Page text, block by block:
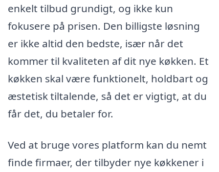
enkelt tilbud grundigt, og ikke kun
fokusere på prisen. Den billigste løsning
er ikke altid den bedste, især når det
kommer til kvaliteten af dit nye køkken. Et
køkken skal være funktionelt, holdbart og
æstetisk tiltalende, så det er vigtigt, at du
får det, du betaler for.
Ved at bruge vores platform kan du nemt
finde firmaer, der tilbyder nye køkkener i